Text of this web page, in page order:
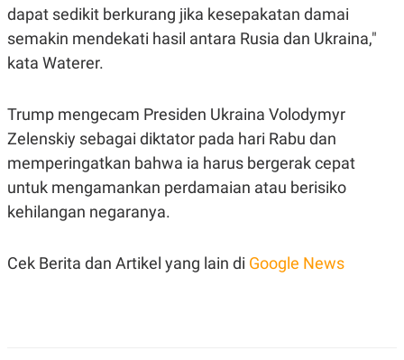
A
D
E
M
E
A
S
E
A
N
G
G
N
C
E
I
N
E
R
A
I
T
dapat sedikit berkurang jika kesepakatan damai
semakin mendekati hasil antara Rusia dan Ukraina,"
kata Waterer.
Trump mengecam Presiden Ukraina Volodymyr
Zelenskiy sebagai diktator pada hari Rabu dan
memperingatkan bahwa ia harus bergerak cepat
untuk mengamankan perdamaian atau berisiko
kehilangan negaranya.
Cek Berita dan Artikel yang lain di Google News